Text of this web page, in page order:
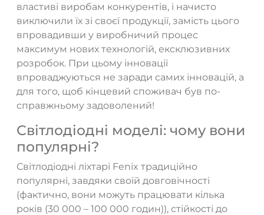
властиві виробам конкурентів, і начисто
виключили їх зі своєї продукції, замість цього
впровадивши у виробничий процес
максимум нових технологій, ексклюзивних
розробок. При цьому інновації
впроваджуються не заради самих інновацій, а
для того, щоб кінцевий споживач був по-
справжньому задоволений!
Світлодіодні моделі: чому вони
популярні?
Світлодіодні ліхтарі Fenix традиційно
популярні, завдяки своїй довговічності
(фактично, вони можуть працювати кілька
років (30 000 – 100 000 годин)), стійкості до